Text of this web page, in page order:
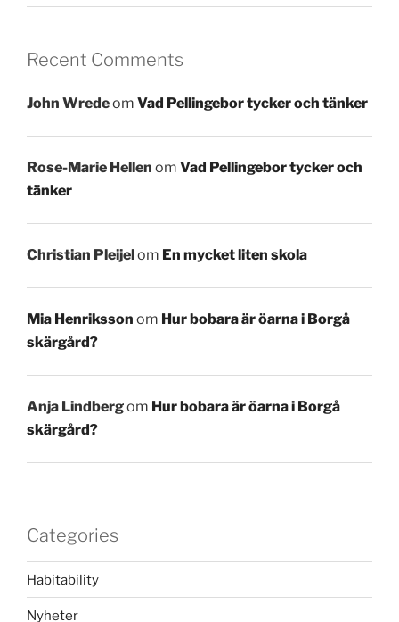
Recent Comments
John Wredeom Vad Pellingebor tycker och tänker
Rose-Marie Hellen om Vad Pellingebor tycker och
tänker
Christian Pleijel om En mycket liten skola
Mia Henriksson om Hur bobara är öarna i Borgå
skärgård?
Anja Lindbergom Hur bobara är öarna i Borgå
skärgård?
Categories
Habitability
Nyheter